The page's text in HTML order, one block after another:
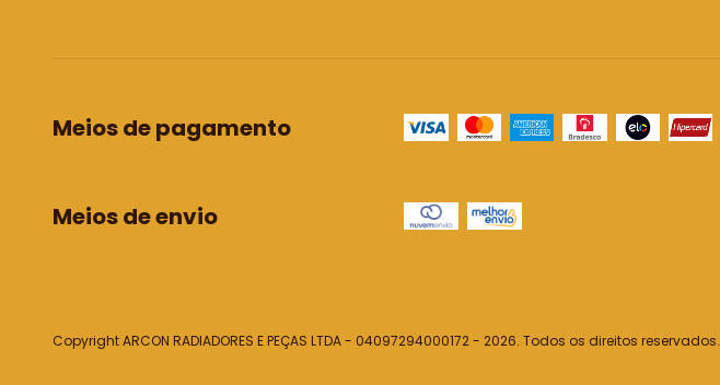
Meios de pagamento
Meios de envio
Copyright ARCON RADIADORES E PEÇAS LTDA - 04097294000172 - 2026. Todos os direitos reservados.